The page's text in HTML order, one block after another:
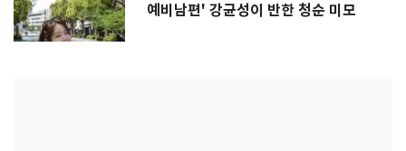
예비남편' 강균성이 반한 청순 미모